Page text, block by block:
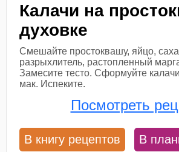
Калачи на
духовке
Смешайте простоквашу, яйцо,
разрыхлитель, растопленный
Замесите тесто. Сформуйте
мак. Испеките.
Посмотреть
В книгу рецептов В